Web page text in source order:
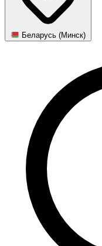
Беларусь (Минск)